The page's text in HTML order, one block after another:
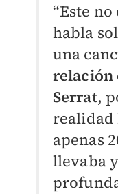
“Este
habla
una
relación
Serrat,
realidad
apenas
llevaba